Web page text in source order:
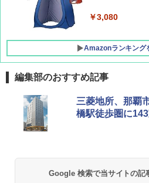
ATCW-150B エ
￥3,080
Amazonランキング
編集部のおすすめ記事
三菱地所、那覇
橋駅徒歩圏に
Google 検索で当サイトの記